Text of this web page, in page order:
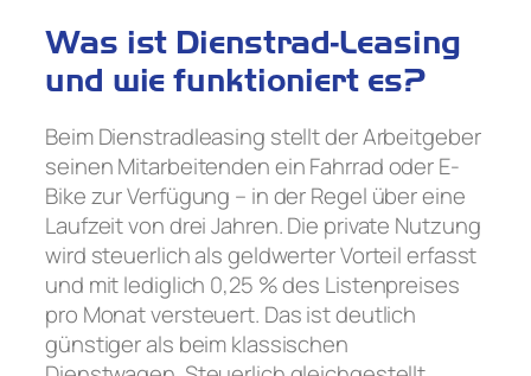
Was ist Dienstrad-Leasing
und wie funktioniert es?
Beim Dienstradleasing stellt der Arbeitgeber
seinen Mitarbeitenden ein Fahrrad oder E-
Bike zur Verfügung – in der Regel über eine
Laufzeit von drei Jahren. Die private Nutzung
wird steuerlich als geldwerter Vorteil erfasst
und mit lediglich 0,25 % des Listenpreises
pro Monat versteuert. Das ist deutlich
günstiger als beim klassischen